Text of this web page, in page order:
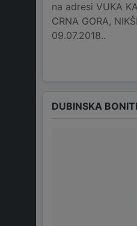
na adresi VUKA
CRNA GORA,
09.07.2018..
DUBINSKA